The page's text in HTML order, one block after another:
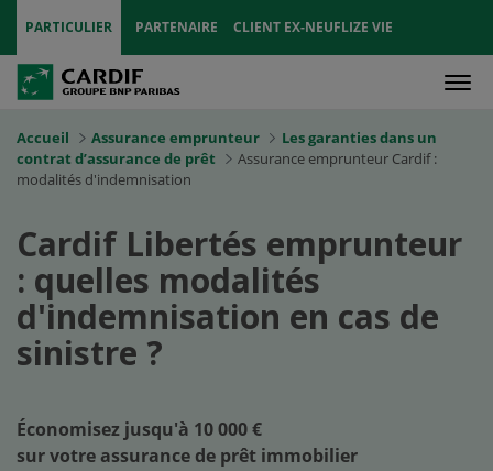
PARTICULIER PARTENAIRE CLIENT EX-NEUFLIZE VIE
Accueil Assurance emprunteur
Les garanties dans un
contrat d’assurance de prêt
Assurance emprunteur Cardif :
modalités d'indemnisation
Cardif Libertés emprunteur
: quelles modalités
d'indemnisation en cas de
sinistre ?
Économisez jusqu'à 10 000 €
sur votre assurance de prêt immobilier